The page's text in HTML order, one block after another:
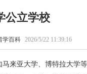
公立学校
学百科 2026/5/22 11:39:16
马来亚大学、博特拉大学